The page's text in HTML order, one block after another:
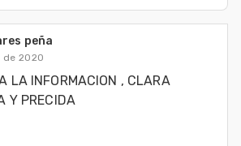
peña
de 2020
LA INFORMACION , CLARA
Y PRECIDA